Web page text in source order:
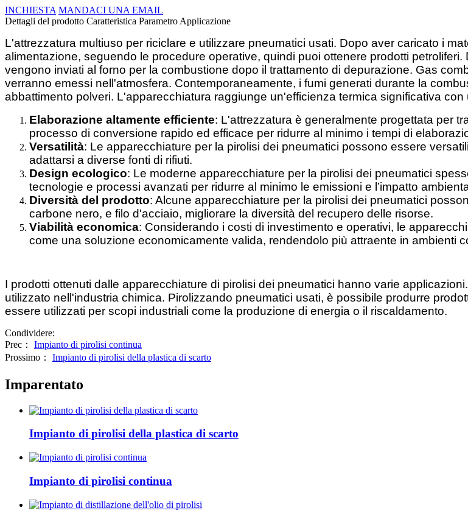
INCHIESTA MANDACI UNA EMAIL
Dettagli del prodotto Caratteristica Parametro Applicazione
L'attrezzatura multiuso per riciclare e utilizzare pneumatici usati. Dopo aver caricato i
alimentazione, seguendo le procedure operative, quindi puoi ottenere prodotti
vengono inviati al forno per la combustione dopo il trattamento di depurazione. Gas
verranno emessi nell'atmosfera. Contemporaneamente, i fumi generati durante la
abbattimento polveri. L'apparecchiatura raggiunge un'efficienza termica significativa
Elaborazione altamente efficiente: L'attrezzatura è generalmente progettata per
processo di conversione rapido ed efficace per ridurre al minimo i tempi di
Versatilità: Le apparecchiature per la pirolisi dei pneumatici possono essere
adattarsi a diverse fonti di rifiuti.
Design ecologico: Le moderne apparecchiature per la pirolisi dei pneumatici
tecnologie e processi avanzati per ridurre al minimo le emissioni e l’impatto
Diversità del prodotto: Alcune apparecchiature per la pirolisi dei pneumatici
carbone nero, e filo d'acciaio, migliorare la diversità del recupero delle risorse.
Viabilità economica: Considerando i costi di investimento e operativi, le
come una soluzione economicamente valida, rendendolo più attraente in ambienti
I prodotti ottenuti dalle apparecchiature di pirolisi dei pneumatici hanno varie
utilizzato nell'industria chimica. Pirolizzando pneumatici usati, è possibile produrre
essere utilizzati per scopi industriali come la produzione di energia o il riscaldamento.
Condividere:
Prec： Impianto di pirolisi continua
Prossimo： Impianto di pirolisi della plastica di scarto
Imparentato
Impianto di pirolisi della plastica di scarto
Impianto di pirolisi continua